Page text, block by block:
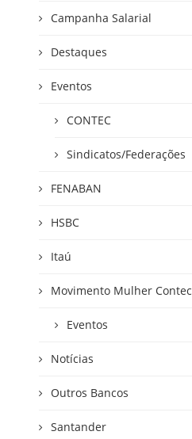
Campanha Salarial
Destaques
Eventos
CONTEC
Sindicatos/Federações
FENABAN
HSBC
Itaú
Movimento Mulher Contec
Eventos
Notícias
Outros Bancos
Santander